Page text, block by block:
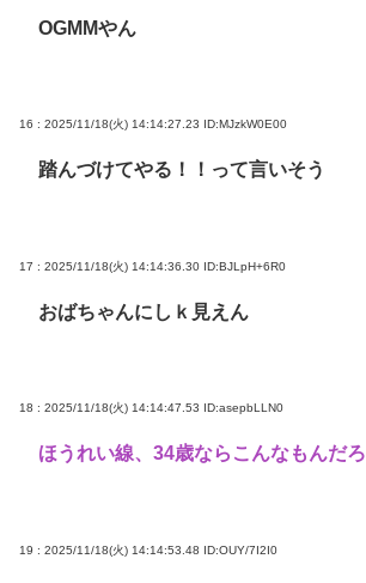
OGMMやん
16 : 2025/11/18(火) 14:14:27.23 ID:MJzkW0E00
踏んづけてやる！！って言いそう
17 : 2025/11/18(火) 14:14:36.30 ID:BJLpH+6R0
おばちゃんにしｋ見えん
18 : 2025/11/18(火) 14:14:47.53 ID:asepbLLN0
ほうれい線、34歳ならこんなもんだろ
19 : 2025/11/18(火) 14:14:53.48 ID:OUY/7I2I0